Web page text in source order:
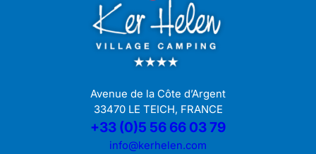
Avenue de la Côte d’Argent
33470 LE TEICH, FRANCE
+33 (0)5 56 66 03 79
info@kerhelen.com